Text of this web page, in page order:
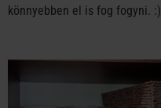
könnyebben el is fog fogyni. :)